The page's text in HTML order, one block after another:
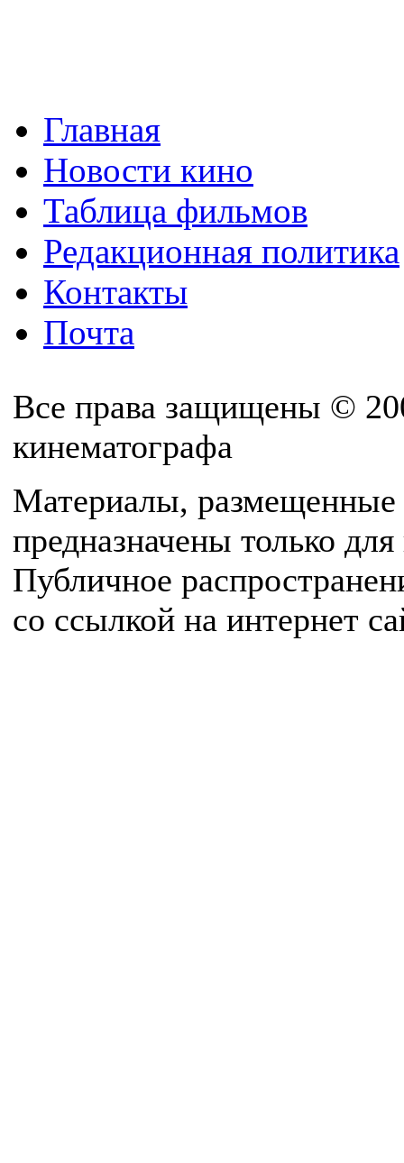
Главная
Новости кино
Таблица фильмов
Редакционная политика
Контакты
Почта
Все права защищены ©
кинематографа
Материалы, размещенные
предназначены только
Публичное
со ссылкой на интернет